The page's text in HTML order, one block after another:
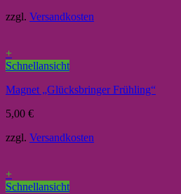
zzgl. Versandkosten
+
Schnellansicht
Magnet „Glücksbringer Frühling“
5,00 €
zzgl. Versandkosten
+
Schnellansicht